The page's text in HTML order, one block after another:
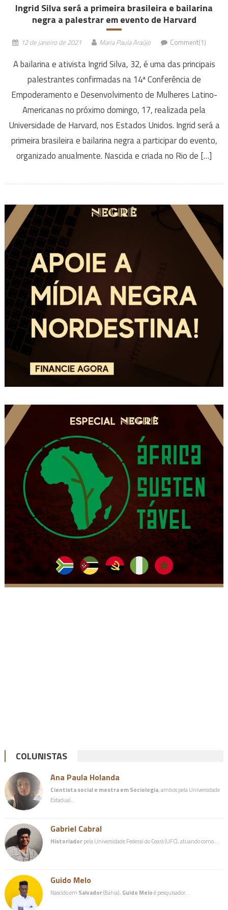
Ingrid Silva será a primeira brasileira e bailarina
negra a palestrar em evento de Harvard
12 de janeiro de 2021 Maria Paula Araújo Comment(1)
A bailarina e ativista Ingrid Silva, 32, é uma das principais
palestrantes confirmadas na 14ª Conferência de
Empoderamento e Desenvolvimento de Mulheres Latino-
Americanas no próximo domingo, 17, realizada pela
Universidade de Harvard, nos Estados Unidos. Ingrid será a
primeira brasileira e bailarina negra a participar do evento,
organizado anualmente. Nascida e criada no Rio de […]
COLUNISTAS
Ana Paula Holanda
Cientista social e mestra em Sociologia, ambos pela Universidade
Estadual…
Gabriel Cabral
Historiadorpela Universidade Federal do Ceará (UFC), atuando como…
Guido Melo
Nascido em Salvador(Bahia), Guido Meloé pesquisador…